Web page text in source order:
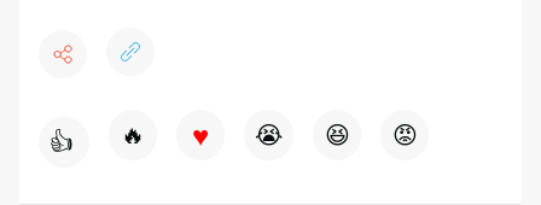
👍 🔥 ♥ 😭 😆 😡